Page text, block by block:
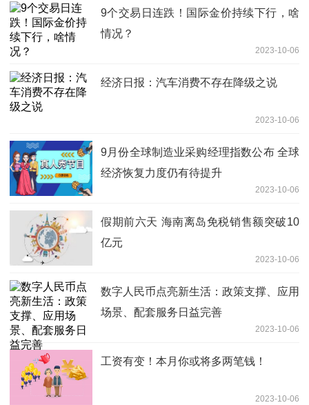
9个交易日连跌！国际金价持续下行，啥
情况？
2023-10-06
经济日报：汽车消费不存在降级之说
2023-10-06
9月份全球制造业采购经理指数公布 全球
经济恢复力度仍有待提升
2023-10-06
假期前六天 海南离岛免税销售额突破10
亿元
2023-10-06
数字人民币点亮新生活：政策支撑、应用
场景、配套服务日益完善
2023-10-06
工资有变！本月你或将多两笔钱！
2023-10-06